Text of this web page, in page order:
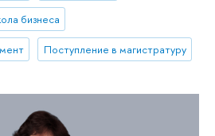
бизнеса
Поступление в магистратуру